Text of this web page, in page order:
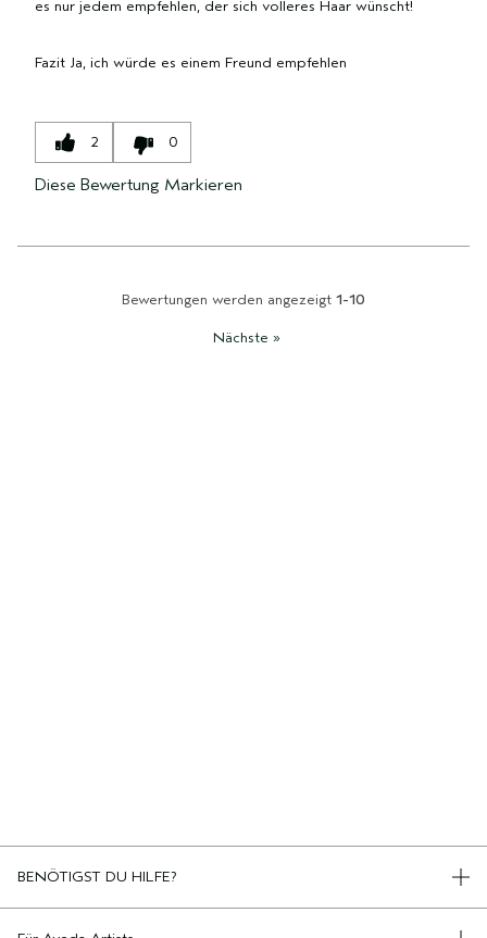
es nur jedem empfehlen, der sich volleres Haar wünscht!
Fazit Ja, ich würde es einem Freund empfehlen
2 0
Diese Bewertung Markieren
Bewertungen werden angezeigt 1-10
Nächste »
BENÖTIGST DU HILFE?